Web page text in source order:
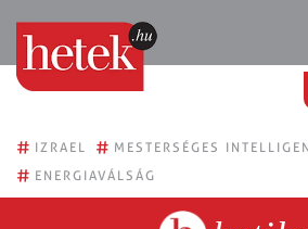
# IZRAEL # MESTERSÉGES
# ENERGIAVÁLSÁG